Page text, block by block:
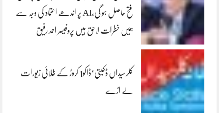
فتح حاصل ہو گی،AI پر اندھے اعتماد کی وجہ سے
ہمیں خطرات لاحق ہیں پروفیسر احمد رفیق
کلرسیداں ڈکیتی‘ڈاکو1 کروڑ کے طلائی زیورات
لے اڑے